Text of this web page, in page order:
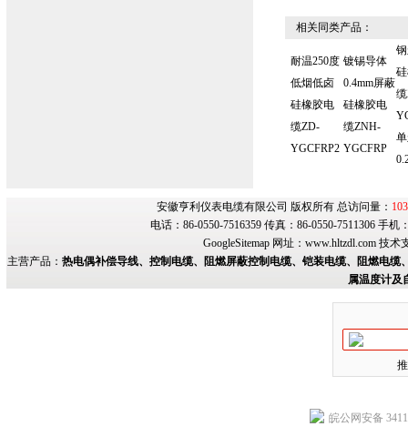
相关同类产品：
耐温250度
低烟低卤
硅橡胶电
缆ZD-
YGCFRP2
镀锡导体
0.4mm屏蔽
硅橡胶电
缆ZNH-
YGCFRP
安徽亨利仪表电缆有限公司 版权所有 总访问量：
电话：86-0550-7516359 传真：86-0550-7511306 手
GoogleSitemap网址： www.hltzdl.com技术
主营产品： 热电偶补偿导线、控制电缆、阻燃屏蔽控制电缆、铠装电缆、阻燃电
属温度计及
皖公网安备